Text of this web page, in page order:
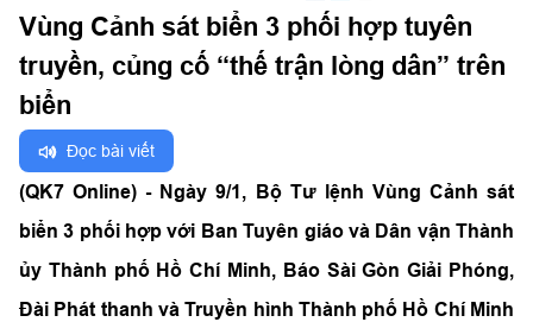
Vùng Cảnh sát biển 3 phối hợp tuyên
truyền, củng cố “thế trận lòng dân” trên
biển
Đọc bài viết
(QK7 Online) - Ngày 9/1, Bộ Tư lệnh Vùng Cảnh sát
biển 3 phối hợp với Ban Tuyên giáo và Dân vận Thành
ủy Thành phố Hồ Chí Minh, Báo Sài Gòn Giải Phóng,
Đài Phát thanh và Truyền hình Thành phố Hồ Chí Minh